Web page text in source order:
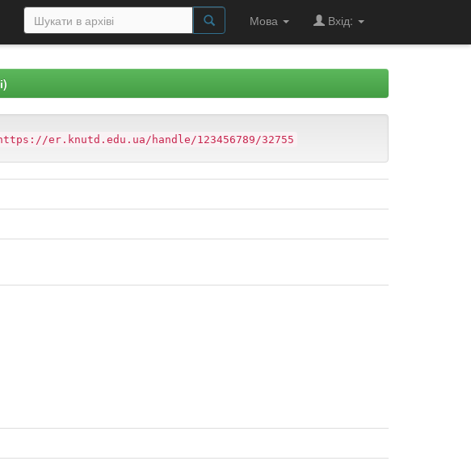
Мова Вхід:
er.knutd.edu.ua/handle/123456789/32755